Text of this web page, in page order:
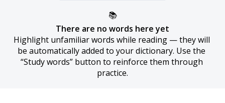
📚
There are no words here yet
Highlight unfamiliar words while reading — they will
be automatically added to your dictionary. Use the
“Study words” button to reinforce them through
practice.